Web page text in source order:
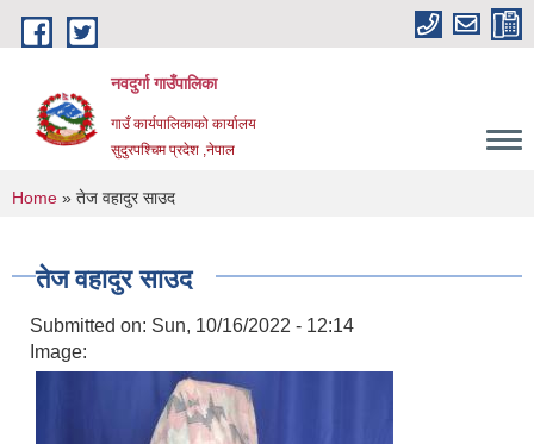
Skip to main content
नवदुर्गा गाउँपालिका
गाउँ कार्यपालिकाको कार्यालय
सुदुरपश्चिम प्रदेश ,नेपाल
You are here
Home » तेज वहादुर साउद
तेज वहादुर साउद
Submitted on: Sun, 10/16/2022 - 12:14
Image: